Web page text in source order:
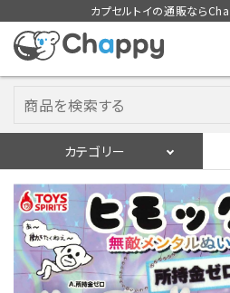
カプセルトイの通販なら
カテゴリー
ログイン
入荷スケジュールをチ